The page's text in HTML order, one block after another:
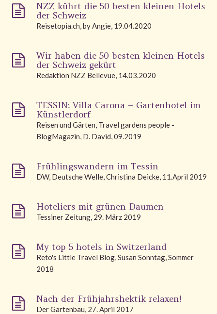
NZZ kührt die 50 besten kleinen Hotels
der Schweiz
Reisetopia.ch, by Angie, 19.04.2020
Wir haben die 50 besten kleinen Hotels
der Schweiz gekürt
Redaktion NZZ Bellevue, 14.03.2020
TESSIN: Villa Carona – Gartenhotel im
Künstlerdorf
Reisen und Gärten, Travel gardens people -
BlogMagazin, D. David, 09.2019
Frühlingswandern im Tessin
DW, Deutsche Welle, Christina Deicke, 11.April 2019
Hoteliers mit grünen Daumen
Tessiner Zeitung, 29. März 2019
My top 5 hotels in Switzerland
Reto's Little Travel Blog, Susan Sonntag, Sommer
2018
Nach der Frühjahrshektik relaxen!
Der Gartenbau, 27. April 2017